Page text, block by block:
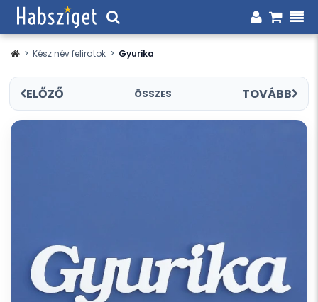
> Kész név feliratok > Gyurika
ELŐZŐ ÖSSZES TOVÁBB